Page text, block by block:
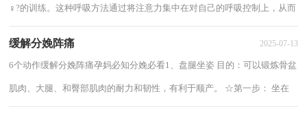
♀?的训练。这种呼吸方法通过将注意力集中在对自己的呼吸控制上，从而
缓解分娩阵痛 2025-07-13
6个动作缓解分娩阵痛孕妈必知分娩必看1、盘腿坐姿 目的：可以锻炼骨盆
肌肉、大腿、和臀部肌肉的耐力和韧性，有利于顺产。 ☆第一步： 坐在